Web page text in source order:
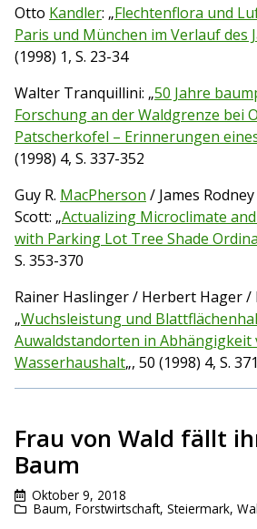
Otto Kandler: „Flechtenflora und
Paris und München im Verlauf des
(1998) 1, S. 23-34
Walter Tranquillini: „50 Jahre
Forschung an der Waldgrenze bei
Patscherkofel – Erinnerungen
(1998) 4, S. 337-352
Guy R. MacPherson / James
Scott: „Actualizing Microclimate
with Parking Lot Tree Shade
S. 353-370
Rainer Haslinger / Herbert Hager /
„Wuchsleistung und
Auwaldstandorten in Abhängigkeit
Wasserhaushalt„, 50 (1998) 4, S.
Frau von Wald fällt
Baum
Oktober 9, 2018
Baum, Forstwirtschaft, Steiermark,